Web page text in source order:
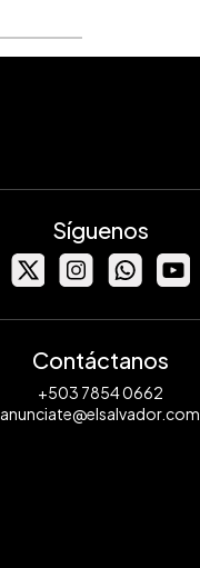
Síguenos
Contáctanos
+503 7854 0662
anunciate@elsalvador.com